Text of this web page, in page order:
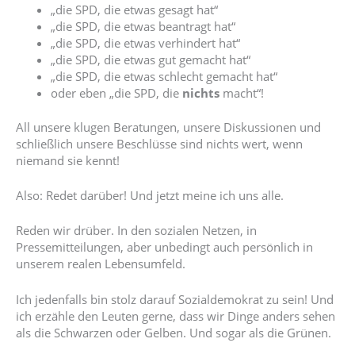
„die SPD, die etwas gesagt hat“
„die SPD, die etwas beantragt hat“
„die SPD, die etwas verhindert hat“
„die SPD, die etwas gut gemacht hat“
„die SPD, die etwas schlecht gemacht hat“
oder eben „die SPD, die nichtsmacht“!
All unsere klugen Beratungen, unsere Diskussionen und
schließlich unsere Beschlüsse sind nichts wert, wenn
niemand sie kennt!
Also: Redet darüber! Und jetzt meine ich uns alle.
Reden wir drüber. In den sozialen Netzen, in
Pressemitteilungen, aber unbedingt auch persönlich in
unserem realen Lebensumfeld.
Ich jedenfalls bin stolz darauf Sozialdemokrat zu sein! Und
ich erzähle den Leuten gerne, dass wir Dinge anders sehen
als die Schwarzen oder Gelben. Und sogar als die Grünen.